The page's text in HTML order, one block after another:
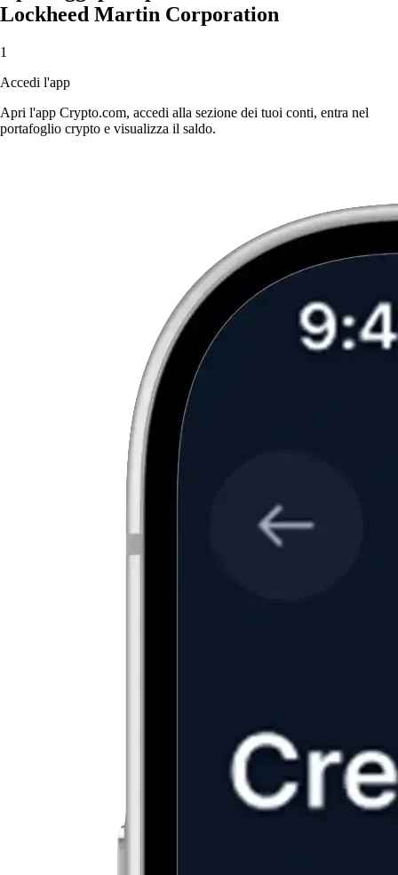
Lockheed Martin Corporation
1
Accedi l'app
Apri l'app Crypto.com, accedi alla sezione dei tuoi conti, entra nel
portafoglio crypto e visualizza il saldo.